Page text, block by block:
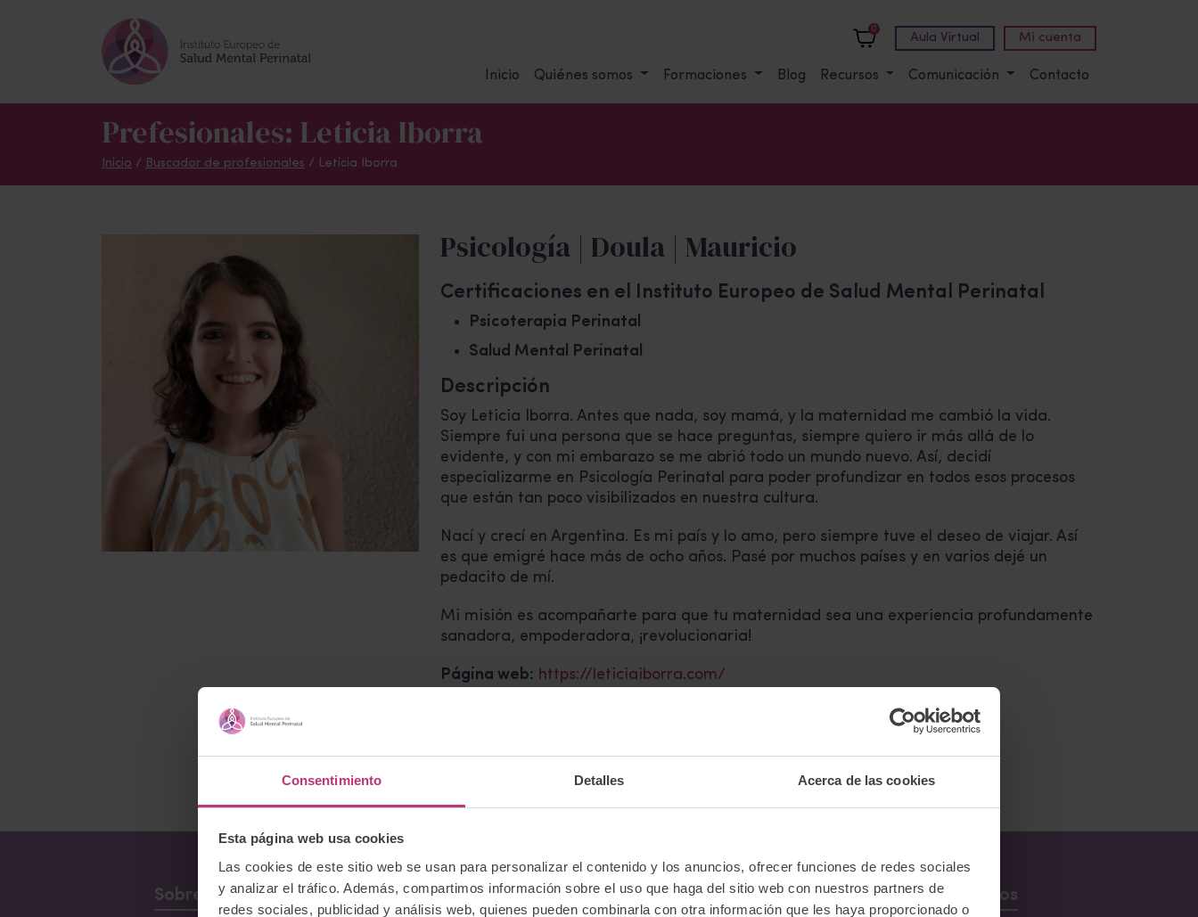
Consentimiento Detalles Acerca de las cookies
Esta página web usa cookies
Las cookies de este sitio web se usan para personalizar el contenido y los anuncios, ofrecer funciones de redes sociales
y analizar el tráfico. Además, compartimos información sobre el uso que haga del sitio web con nuestros partners de
redes sociales, publicidad y análisis web, quienes pueden combinarla con otra información que les haya proporcionado o
0
Aula Virtual Mi cuenta
Inicio Quiénes somos Formaciones Blog Recursos Comunicación Contacto
Prefesionales: Leticia Iborra
Inicio / Buscador de profesionales / Leticia Iborra
Psicología | Doula | Mauricio
Certificaciones en el Instituto Europeo de Salud Mental Perinatal
Psicoterapia Perinatal
Salud Mental Perinatal
Descripción
Soy Leticia Iborra. Antes que nada, soy mamá, y la maternidad me cambió la vida.
Siempre fui una persona que se hace preguntas, siempre quiero ir más allá de lo
evidente, y con mi embarazo se me abrió todo un mundo nuevo. Así, decidí
especializarme en Psicología Perinatal para poder profundizar en todos esos procesos
que están tan poco visibilizados en nuestra cultura.
Nací y crecí en Argentina. Es mi país y lo amo, pero siempre tuve el deseo de viajar. Así
es que emigré hace más de ocho años. Pasé por muchos países y en varios dejé un
pedacito de mí.
Mi misión es acompañarte para que tu maternidad sea una experiencia profundamente
sanadora, empoderadora, ¡revolucionaria!
Página web: https://leticiaiborra.com/
Sobre Nosotros Cursos Comunicación Recursos